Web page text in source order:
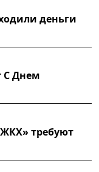
деньги
С Днем
требуют